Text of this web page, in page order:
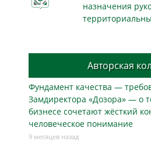
назначения
Авторская
Фундамент качества —
Замдиректора «Дозора» — о
бизнесe сочетают жёсткий
человеческое понимание
9 месяцев назад